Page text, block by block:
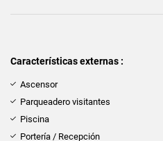
Características externas :
Ascensor
Parqueadero visitantes
Piscina
Portería / Recepción